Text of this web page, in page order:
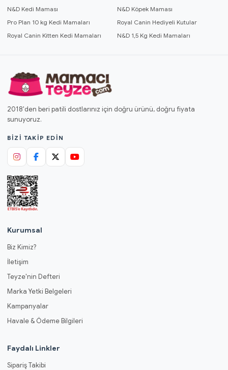
N&D Kedi Maması
N&D Köpek Maması
Pro Plan 10 kg Kedi Mamaları
Royal Canin Hediyeli Kutular
Royal Canin Kitten Kedi Mamaları
N&D 1,5 Kg Kedi Mamaları
2018'den beri patili dostlarınız için doğru ürünü, doğru fiyata
sunuyoruz.
BIZI TAKIP EDIN
Kurumsal
Biz Kimiz?
İletişim
Teyze'nin Defteri
Marka Yetki Belgeleri
Kampanyalar
Havale & Ödeme Bilgileri
Faydalı Linkler
Sipariş Takibi